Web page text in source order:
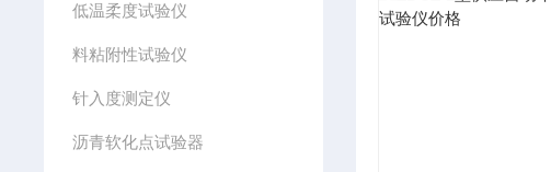
低温柔度试验仪
料粘附性试验仪
针入度测定仪
沥青软化点试验器